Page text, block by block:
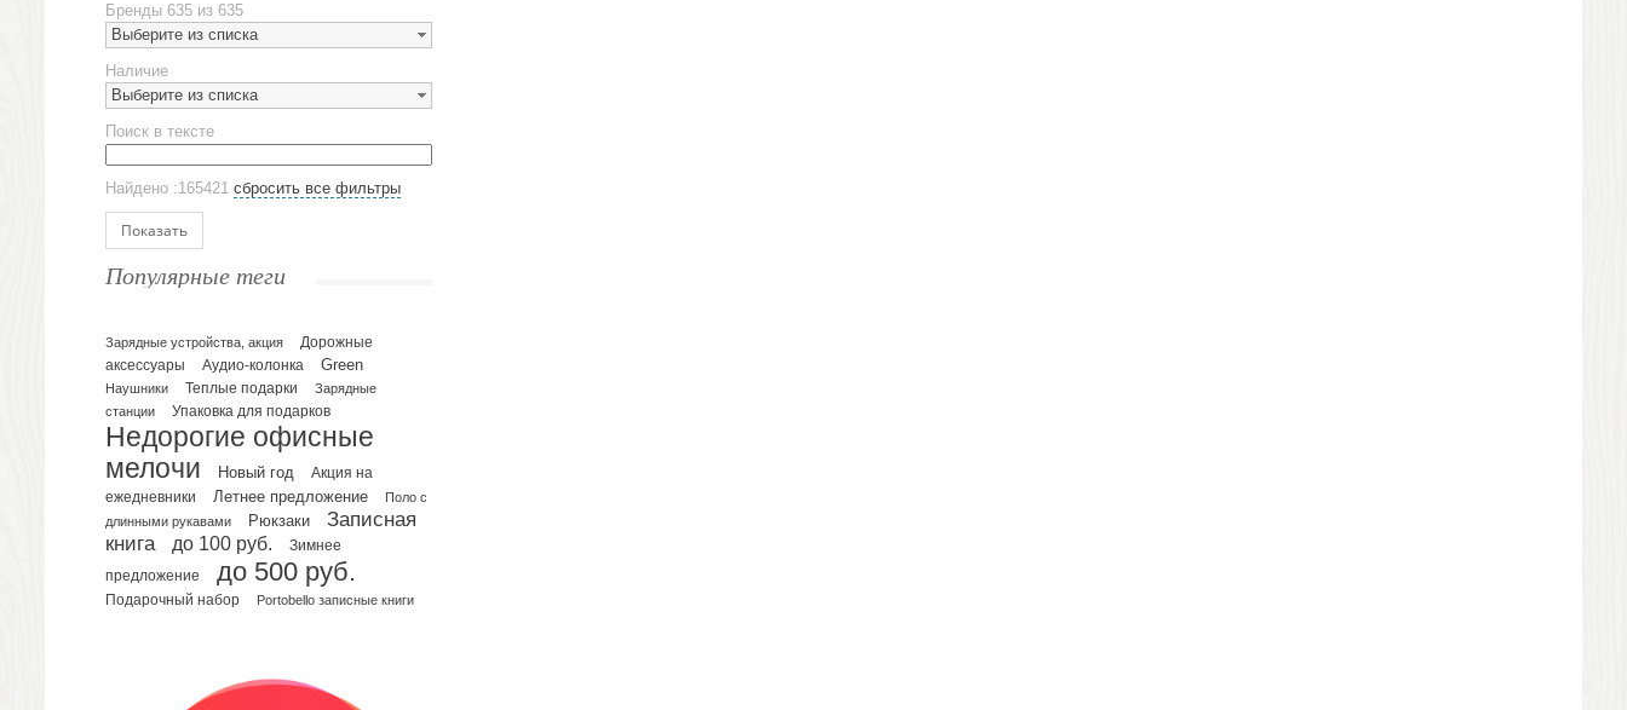
Наборы посуды
Предметы сервировки
Стаканы
Эко кружки
ЕВРОПОСУДА
Аксессуары
Ежедневники и блокноты
Датированные ежедневники
Планинги и телефонные книжки
Планинги датированные
Планинги недатированные
Телефонные книжки
Органайзер на ежедневник
Сумки и Рюкзаки
Сумки для планшетов и ноутбуков
Рюкзаки
Конференц-сумки
Несессеры и косметички
Бренды 635 из 635
Выберите из списка
Наличие
Выберите из списка
Поиск в тексте
Найдено :165421 сбросить все фильтры
Показать
Популярные теги
Зарядные устройства, акция
Дорожные
аксессуары
Аудио-колонка Green
Наушники Теплые подарки
Зарядные
станции
Упаковка для подарков
Недорогие офисные
мелочи
Новый год
Акция на
ежедневники
Летнее предложение
Поло с
длинными рукавами
Рюкзаки
Записная
книга
до 100 руб.
Зимнее
предложение
до 500 руб.
Подарочный набор Portobello записные книги